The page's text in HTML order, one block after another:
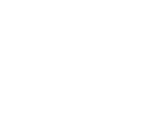
Imou IPC-
E27 là một phụ
và phù hợp để